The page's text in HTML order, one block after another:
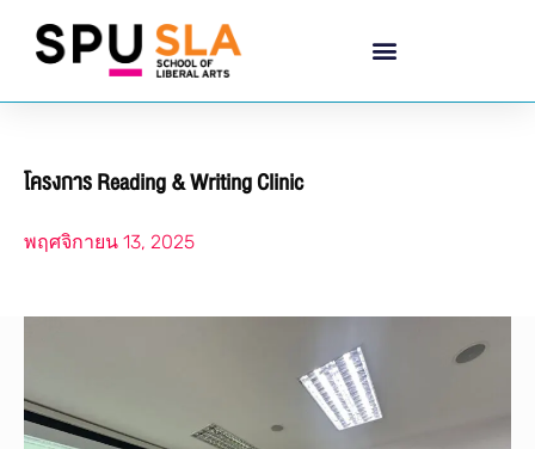
โครงการ Reading & Writing Clinic
พฤศจิกายน 13, 2025